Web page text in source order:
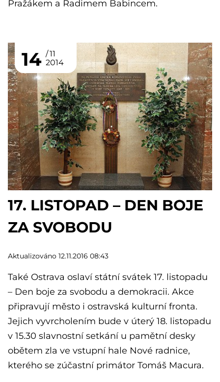
Pražákem a Radimem Babincem.
14
11
2014
17. LISTOPAD – DEN BOJE
ZA SVOBODU
Aktualizováno 12.11.2016 08:43
Také Ostrava oslaví státní svátek 17. listopadu
– Den boje za svobodu a demokracii. Akce
připravují město i ostravská kulturní fronta.
Jejich vyvrcholením bude v úterý 18. listopadu
v 15.30 slavnostní setkání u pamětní desky
obětem zla ve vstupní hale Nové radnice,
kterého se zúčastní primátor Tomáš Macura.